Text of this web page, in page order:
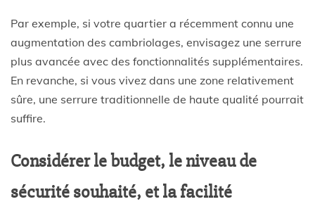
Par exemple, si votre quartier a récemment connu une
augmentation des cambriolages, envisagez une serrure
plus avancée avec des fonctionnalités supplémentaires.
En revanche, si vous vivez dans une zone relativement
sûre, une serrure traditionnelle de haute qualité pourrait
suffire.
Considérer le budget, le niveau de
sécurité souhaité, et la facilité